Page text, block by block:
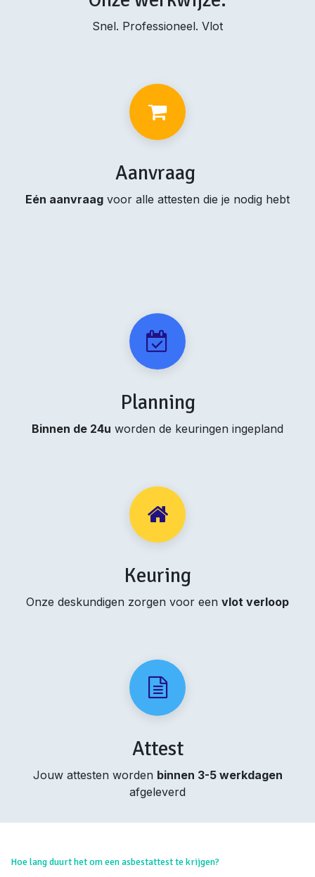
Snel. Professioneel. Vlot
Aanvraag
Eén aanvraag voor alle attesten die je nodig hebt
Planning
Binnen de 24u worden de keuringen ingepland
Keuring
Onze deskundigen zorgen voor een vlot verloop
Attest
Jouw attesten worden binnen 3-5 werkdagen
afgeleverd
Hoe lang duurt het om een asbestattest te krijgen?